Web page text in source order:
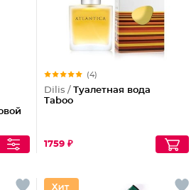
(4)
Dilis / Туалетная вода
Taboo
1759 ₽